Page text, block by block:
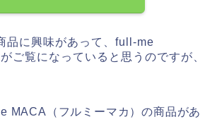
品に興味があって、full-me
ご覧になっていると思うのですが、
MACA（フルミーマカ）の商品があ